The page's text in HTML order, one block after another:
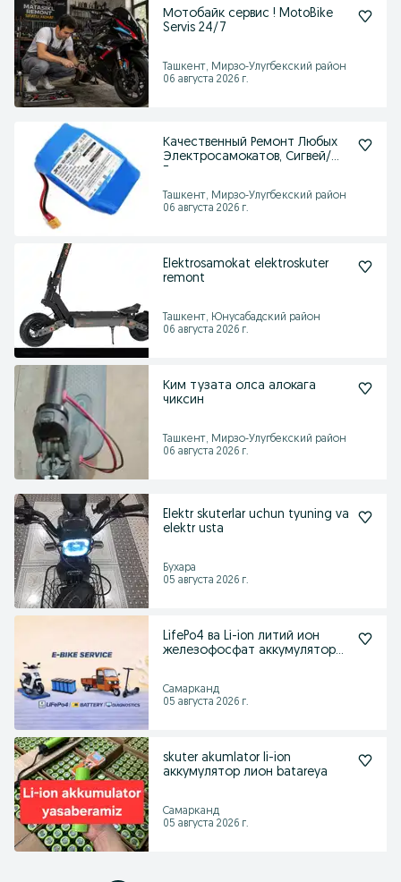
Мотобайк сервис ! MotoBike
Servis 24/7
Ташкент, Мирзо-Улугбекский район
06 августа 2026 г.
Качественный Ремонт Любых
Электросамокатов, Сигвей/
Ташкент, Мирзо-Улугбекский район
06 августа 2026 г.
Elektrosamokat elektroskuter
remont
Ташкент, Юнусабадский район
06 августа 2026 г.
Ким тузата олса алокага
чиксин
Ташкент, Мирзо-Улугбекский район
06 августа 2026 г.
Elektr skuterlar uchun tyuning va
elektr usta
Бухара
05 августа 2026 г.
LifePo4 ва Li-ion литий ион
железофосфат аккумулятор
Самарканд
05 августа 2026 г.
skuter akumlator li-ion
аккумулятор лион batareya
Самарканд
05 августа 2026 г.